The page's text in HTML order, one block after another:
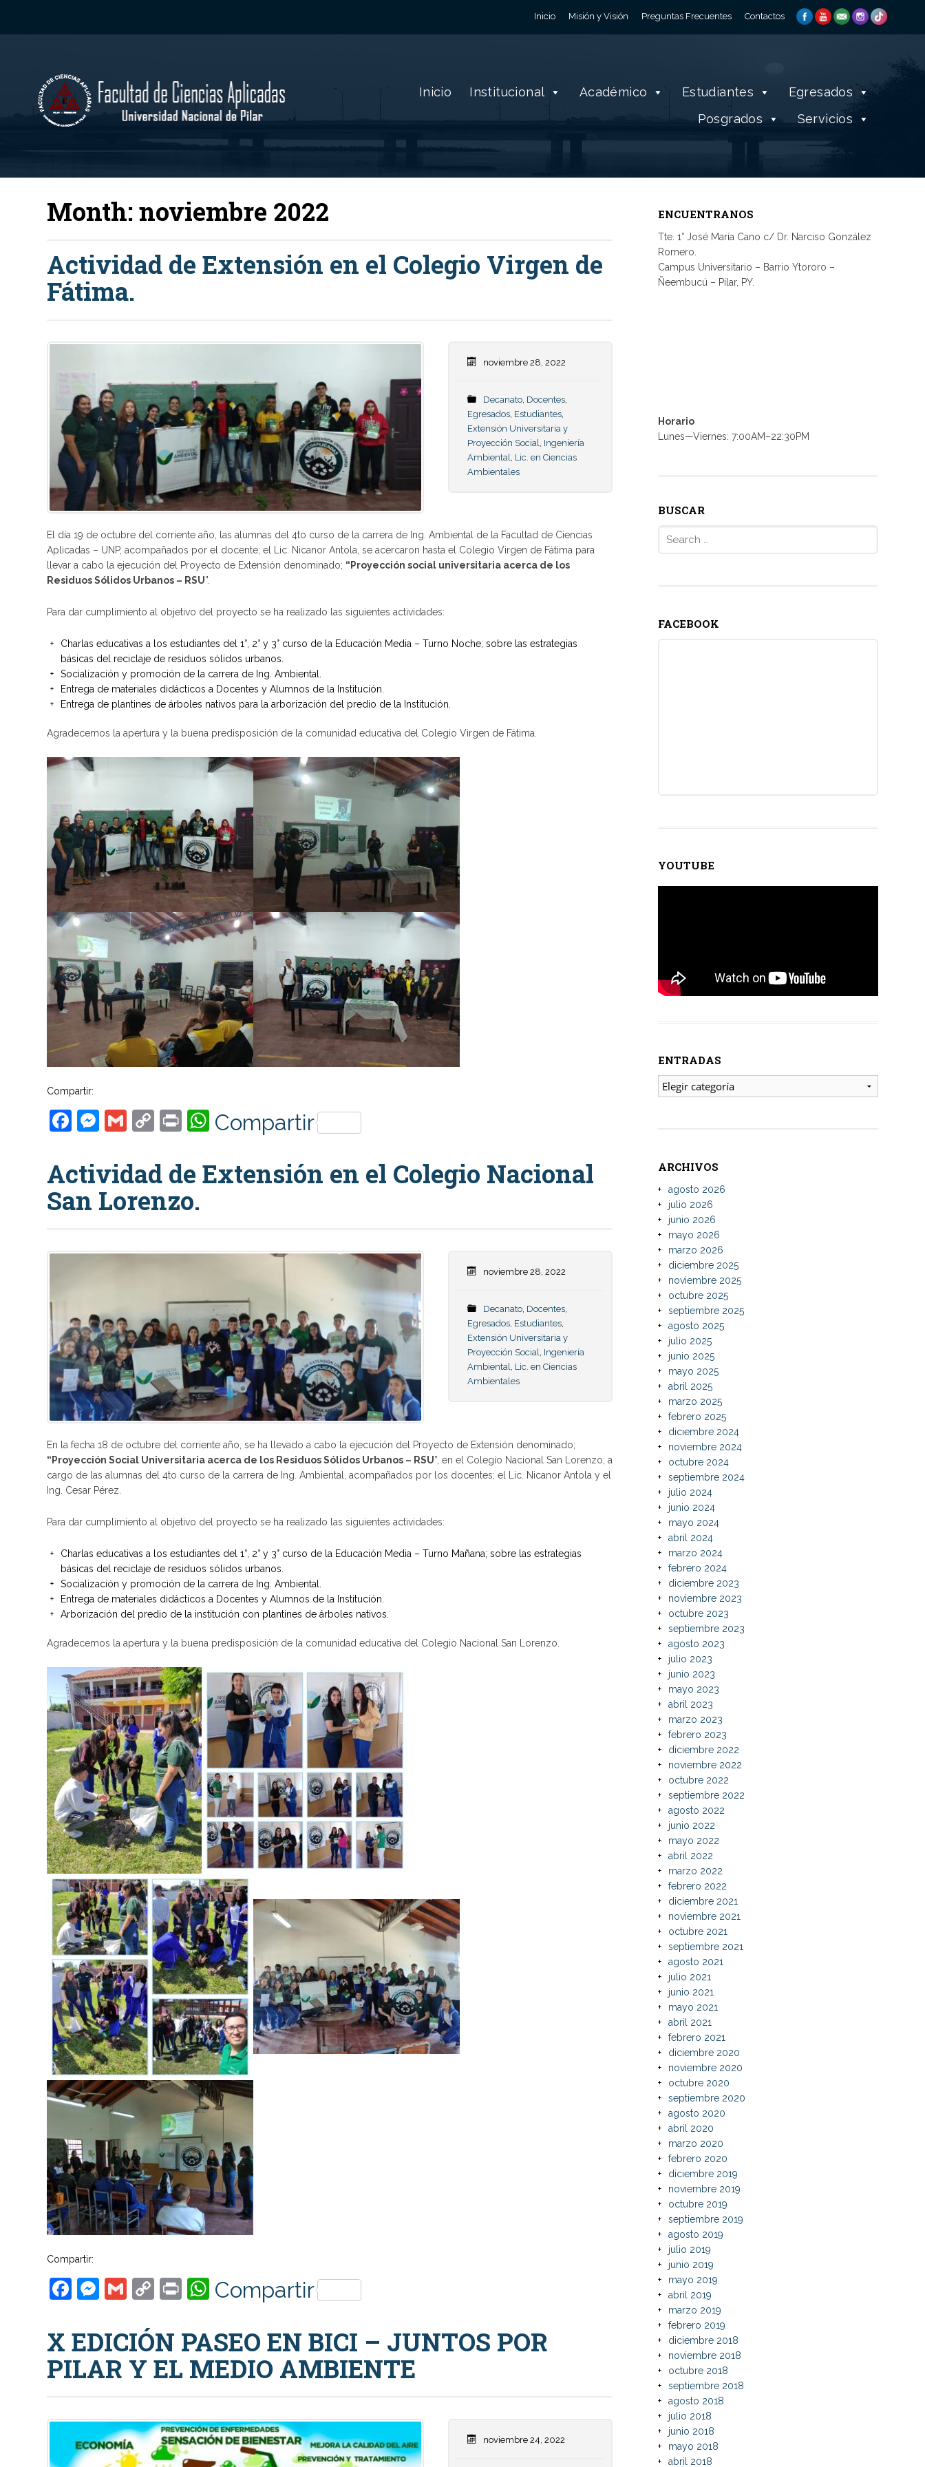
Inicio Misión y Visión Preguntas Frecuentes Contactos
Inicio Institucional Académico Estudiantes
Egresados
Posgrados
Servicios
Month:noviembre 2022
Actividad de Extensión en el Colegio Virgen de
Fátima.
noviembre 28, 2022
Decanato, Docentes,
Egresados, Estudiantes,
Extensión Universitaria y
Proyección Social, Ingeniería
Ambiental, Lic. en Ciencias
Ambientales
El día 19 de octubre del corriente año, las alumnas del 4to curso de la carrera de Ing. Ambiental de la Facultad de Ciencias
Aplicadas – UNP, acompañados por el docente; el Lic. Nicanor Antola, se acercaron hasta el Colegio Virgen de Fátima para
llevar a cabo la ejecución del Proyecto de Extensión denominado; “Proyección social universitaria acerca de los
Residuos Sólidos Urbanos – RSU”.
Para dar cumplimiento al objetivo del proyecto se ha realizado las siguientes actividades:
Charlas educativas a los estudiantes del 1°, 2° y 3° curso de la Educación Media – Turno Noche; sobre las estrategias
básicas del reciclaje de residuos sólidos urbanos.
Socialización y promoción de la carrera de Ing. Ambiental.
Entrega de materiales didácticos a Docentes y Alumnos de la Institución.
Entrega de plantines de árboles nativos para la arborización del predio de la Institución.
Agradecemos la apertura y la buena predisposición de la comunidad educativa del Colegio Virgen de Fátima.
Compartir:
Facebook
Messenger
GmailCopyPrintWhatsApp
Compartir
Actividad de Extensión en el Colegio Nacional
San Lorenzo.
noviembre 28, 2022
Decanato, Docentes,
Egresados, Estudiantes,
Extensión Universitaria y
Proyección Social, Ingeniería
Ambiental, Lic. en Ciencias
Ambientales
En la fecha 18 de octubre del corriente año, se ha llevado a cabo la ejecución del Proyecto de Extensión denominado;
“Proyección Social Universitaria acerca de los Residuos Sólidos Urbanos – RSU”, en el Colegio Nacional San Lorenzo; a
cargo de las alumnas del 4to curso de la carrera de Ing. Ambiental, acompañados por los docentes; el Lic. Nicanor Antola y el
Ing. Cesar Pérez.
Para dar cumplimiento al objetivo del proyecto se ha realizado las siguientes actividades:
Charlas educativas a los estudiantes del 1°, 2° y 3° curso de la Educación Media – Turno Mañana; sobre las estrategias
básicas del reciclaje de residuos sólidos urbanos.
Socialización y promoción de la carrera de Ing. Ambiental.
Entrega de materiales didácticos a Docentes y Alumnos de la Institución.
Arborización del predio de la institución con plantines de árboles nativos.
Agradecemos la apertura y la buena predisposición de la comunidad educativa del Colegio Nacional San Lorenzo.
Compartir:
Facebook
Messenger
GmailCopyPrintWhatsApp
Compartir
X EDICIÓN PASEO EN BICI – JUNTOS POR
PILAR Y EL MEDIO AMBIENTE
noviembre 24, 2022
ENCUENTRANOS
Tte. 1° José María Cano c/ Dr. Narciso González
Romero.
Campus Universitario – Barrio Ytororo –
Ñeembucú – Pilar, PY.
Horario
Lunes—Viernes: 7:00AM–22:30PM
BUSCAR
FACEBOOK
YOUTUBE
ENTRADAS
ENTRADAS
ARCHIVOS
agosto 2026
julio 2026
junio 2026
mayo 2026
marzo 2026
diciembre 2025
noviembre 2025
octubre 2025
septiembre 2025
agosto 2025
julio 2025
junio 2025
mayo 2025
abril 2025
marzo 2025
febrero 2025
diciembre 2024
noviembre 2024
octubre 2024
septiembre 2024
julio 2024
junio 2024
mayo 2024
abril 2024
marzo 2024
febrero 2024
diciembre 2023
noviembre 2023
octubre 2023
septiembre 2023
agosto 2023
julio 2023
junio 2023
mayo 2023
abril 2023
marzo 2023
febrero 2023
diciembre 2022
noviembre 2022
octubre 2022
septiembre 2022
agosto 2022
junio 2022
mayo 2022
abril 2022
marzo 2022
febrero 2022
diciembre 2021
noviembre 2021
octubre 2021
septiembre 2021
agosto 2021
julio 2021
junio 2021
mayo 2021
abril 2021
febrero 2021
diciembre 2020
noviembre 2020
octubre 2020
septiembre 2020
agosto 2020
abril 2020
marzo 2020
febrero 2020
diciembre 2019
noviembre 2019
octubre 2019
septiembre 2019
agosto 2019
julio 2019
junio 2019
mayo 2019
abril 2019
marzo 2019
febrero 2019
diciembre 2018
noviembre 2018
octubre 2018
septiembre 2018
agosto 2018
julio 2018
junio 2018
mayo 2018
abril 2018